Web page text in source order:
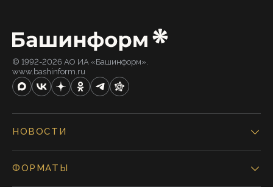
© 1992-2026 АО ИА «Башинформ».
www.bashinform.ru
НОВОСТИ
ФОРМАТЫ